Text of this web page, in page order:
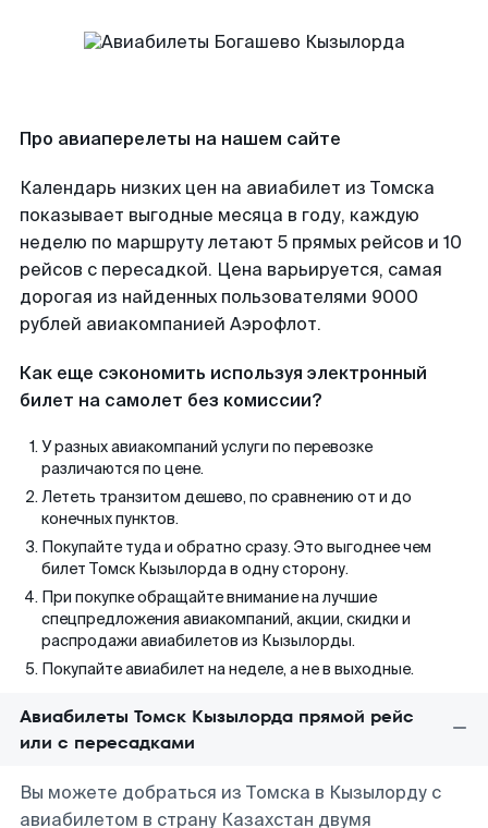
Про авиаперелеты на нашем сайте
Календарь низких цен на авиабилет из Томска
показывает выгодные месяца в году, каждую
неделю по маршруту летают 5 прямых рейсов и 10
рейсов с пересадкой. Цена варьируется, самая
дорогая из найденных пользователями 9000
рублей авиакомпанией Аэрофлот.
Как еще сэкономить используя электронный
билет на самолет без комиссии?
У разных авиакомпаний услуги по перевозке
различаются по цене.
Лететь транзитом дешево, по сравнению от и до
конечных пунктов.
Покупайте туда и обратно сразу. Это выгоднее чем
билет Томск Кызылорда в одну сторону.
При покупке обращайте внимание на лучшие
спецпредложения авиакомпаний, акции, скидки и
распродажи авиабилетов из Кызылорды.
Покупайте авиабилет на неделе, а не в выходные.
Авиабилеты Томск Кызылорда прямой рейс
или с пересадками
Вы можете добраться из Томска в Кызылорду с
авиабилетом в страну Казахстан двумя